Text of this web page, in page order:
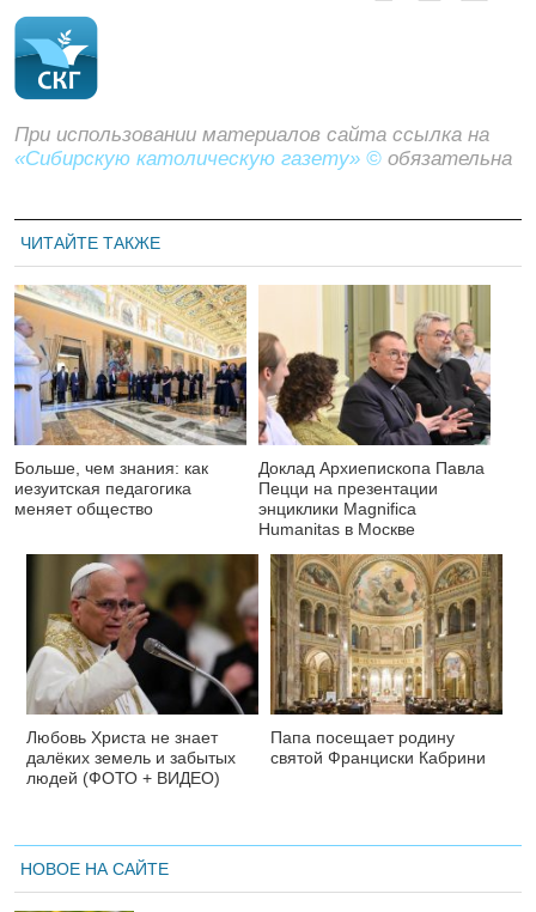
При использовании материалов сайта ссылка на
«Сибирскую католическую газету» © обязательна
ЧИТАЙТЕ ТАКЖЕ
Больше, чем знания: как
иезуитская педагогика
меняет общество
Доклад Архиепископа Павла
Пецци на презентации
энциклики Magnifica
Нumanitas в Москве
Любовь Христа не знает
далёких земель и забытых
людей (ФОТО + ВИДЕО)
Папа посещает родину
святой Франциски Кабрини
НОВОЕ НА САЙТЕ